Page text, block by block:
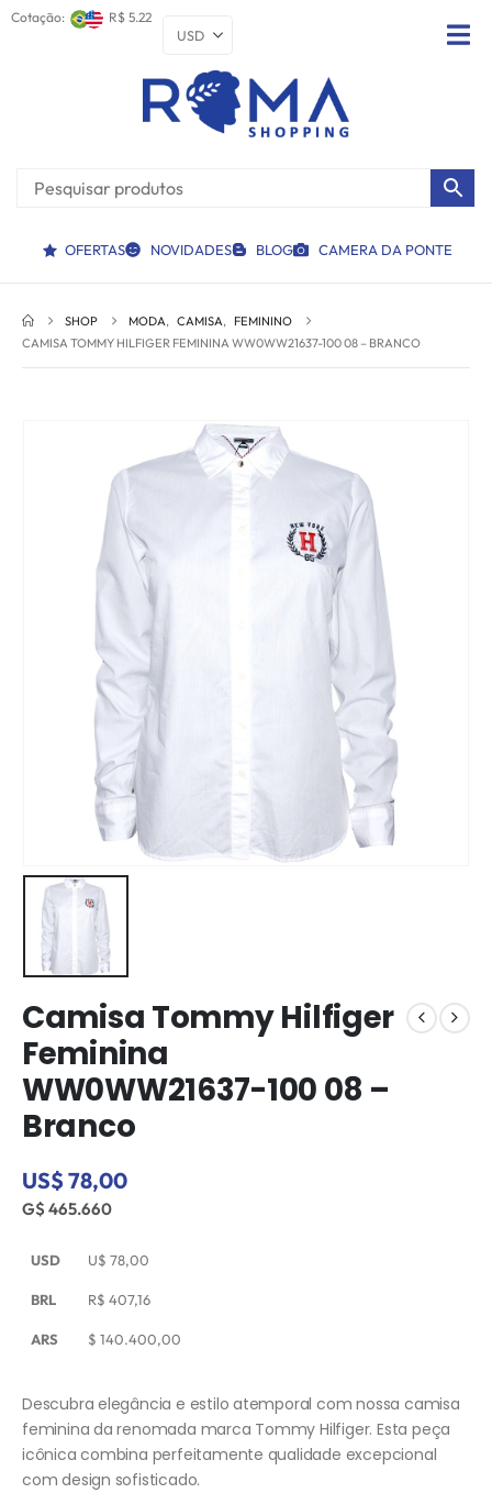
Cotação: R$ 5.22
OFERTAS NOVIDADES BLOG CAMERA DA PONTE
SHOP MODA, CAMISA, FEMININO
CAMISA TOMMY HILFIGER FEMININA WW0WW21637-100 08 – BRANCO
Camisa Tommy Hilfiger
Feminina
WW0WW21637-100 08 –
Branco
US$ 78,00
G$ 465.660
USD U$ 78,00
BRL R$ 407,16
ARS $ 140.400,00
Descubra elegância e estilo atemporal com nossa camisa
feminina da renomada marca Tommy Hilfiger. Esta peça
icônica combina perfeitamente qualidade excepcional
com design sofisticado.